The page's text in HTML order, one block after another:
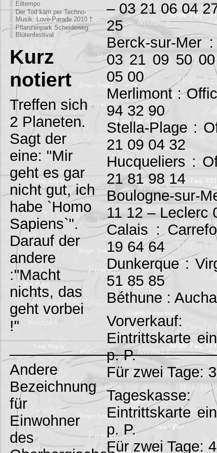
Eiltempo
Der Tod kam per Techno-
Musik: Love-Parade 2010 †
Pflanzenpark Scheideweg:
Blütenfestival
Kurz
notiert
Treffen sich
2 Planeten.
Sagt der
eine: "Mir
geht es gar
nicht gut, ich
habe `Homo
Sapiens`".
Darauf der
andere
:"Macht
nichts, das
geht vorbei
!"
Andere
Bezeichnung
für
Einwohner
des
– 03 21 06 04
25
Berck-sur-Mer
03 21 09 50
05 00
Merlimont :
94 32 90
Stella-Plage :
21 09 04 32
Hucqueliers :
21 81 98 14
Boulogne-sur-
11 12 – Leclerc
Calais :
19 64 64
Dunkerque :
51 85 85
Béthune :
Vorverkauf:
Eintrittskarte
p. P.
Für zwei Tage:
Tageskasse:
Eintrittskarte
p. P.
Für zwei Tage: